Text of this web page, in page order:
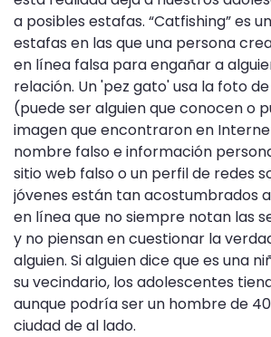
a posibles estafas. “Catfishing” es
estafas en las que una persona
en línea falsa para engañar a
relación. Un 'pez gato' usa la foto
(puede ser alguien que conocen o
imagen que encontraron en
nombre falso e información
sitio web falso o un perfil de redes
jóvenes están tan acostumbrados
en línea que no siempre notan las
y no piensan en cuestionar la
alguien. Si alguien dice que es una
su vecindario, los adolescentes
aunque podría ser un hombre de
ciudad de al lado.